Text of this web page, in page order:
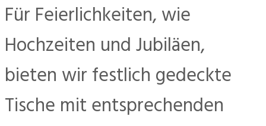
Für Feierlichkeiten, wie
Hochzeiten und Jubiläen,
bieten wir festlich gedeckte
Tische mit entsprechenden